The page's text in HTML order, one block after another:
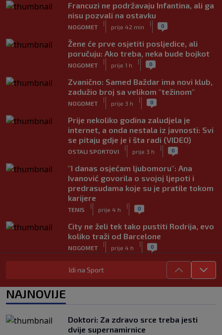
Francuzi ne podržavaju Infantina, ali ga
nisu pozvali na ostavku
NOGOMET
|
prije 42 min
| 0
Žene će prve osjetiti posljedice, ali
poručuju: Ako treba, neka bude bojkot
NOGOMET
|
prije 1 h
| 0
Zvanično: Samed Baždar ima novi klub,
zadužio broj sa velikom "težinom"
NOGOMET
|
prije 3 h
| 0
Prije nekoliko godina zaludjela je
internet, a onda nestala iz javnosti: Svi
se pitaju gdje je i šta radi (VIDEO)
OSTALI SPORTOVI
|
prije 3 h
| 0
"I danas osjećam ljubomoru": Ana
Ivanović govorila o svojoj ljepoti i
predrasudama koje su je pratile tokom
karijere
TENIS
|
prije 4 h
| 0
City ne želi tek tako pustiti Rodrija, evo
koliko traži od Barcelone
NOGOMET
|
prije 4 h
| 0
Rekorder G lige i NBA All-Star vikenda
potpisao za Gironu
KOŠARKA prije 4 h
NOGOMET
|
prije 4 h
| 0
Idi na Sport
NAJNOVIJE
Doktori: Za zdravo srce treba jesti
dvije supernamirnice